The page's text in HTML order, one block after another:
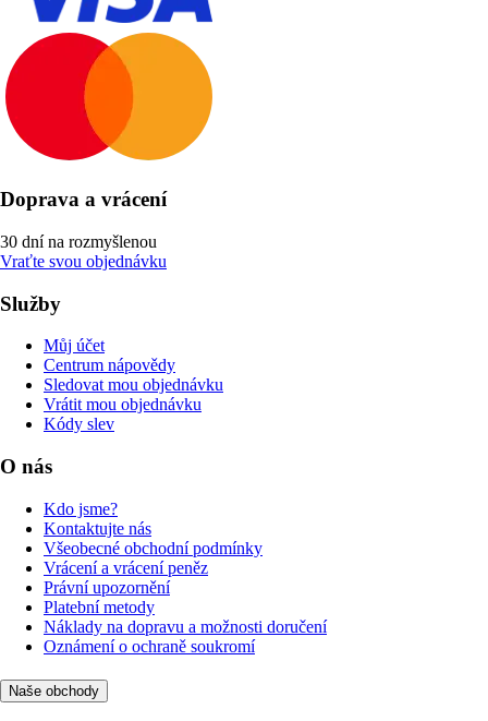
Doprava a vrácení
30 dní na rozmyšlenou
Vraťte svou objednávku
Služby
Můj účet
Centrum nápovědy
Sledovat mou objednávku
Vrátit mou objednávku
Kódy slev
O nás
Kdo jsme?
Kontaktujte nás
Všeobecné obchodní podmínky
Vrácení a vrácení peněz
Právní upozornění
Platební metody
Náklady na dopravu a možnosti doručení
Oznámení o ochraně soukromí
Naše obchody